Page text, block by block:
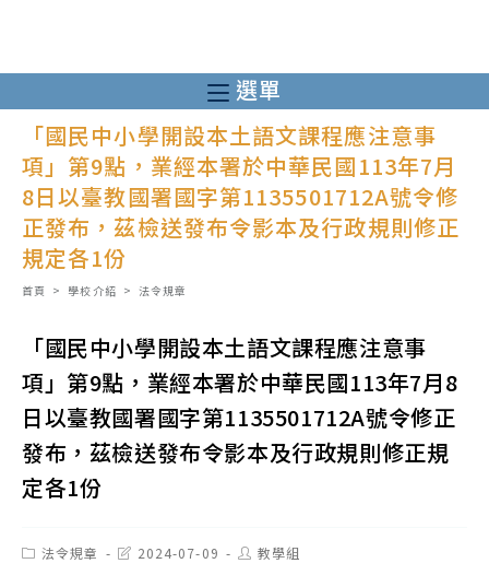
至
主
內
選單
「國民中小學開設本土語文課程應注意事
項」第9點，業經本署於中華民國113年7月
8日以臺教國署國字第1135501712A號令修
正發布，茲檢送發布令影本及行政規則修正
規定各1份
首頁 > 學校介紹 > 法令規章
「國民中小學開設本土語文課程應注意事
項」第9點，業經本署於中華民國113年7月8
日以臺教國署國字第1135501712A號令修正
發布，茲檢送發布令影本及行政規則修正規
定各1份
Post法令規章
Post2024-07-09
Post教學組